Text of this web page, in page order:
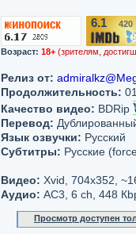
6.1 420
Возраст: 18+ (зрителям,
Релиз от:
Продолжительность:
Качество видео: BDRip
Перевод:
Язык озвучки: Русский
Субтитры: Русские
Видео: Xvid, 704x352,
Аудио: AC3, 6 ch, 448
Просмотр доступен